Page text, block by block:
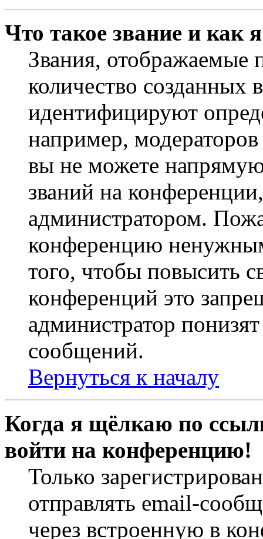
Что такое звание и как
Звания,
количество
идентифицируют
например,
вы не можете
званий на
администратором.
конференцию
того, чтобы повысить
конференций это
администратор
сообщений.
Вернуться к началу
Когда я щёлкаю по
войти на конференцию!
Только
отправлять email-
через встроенную в